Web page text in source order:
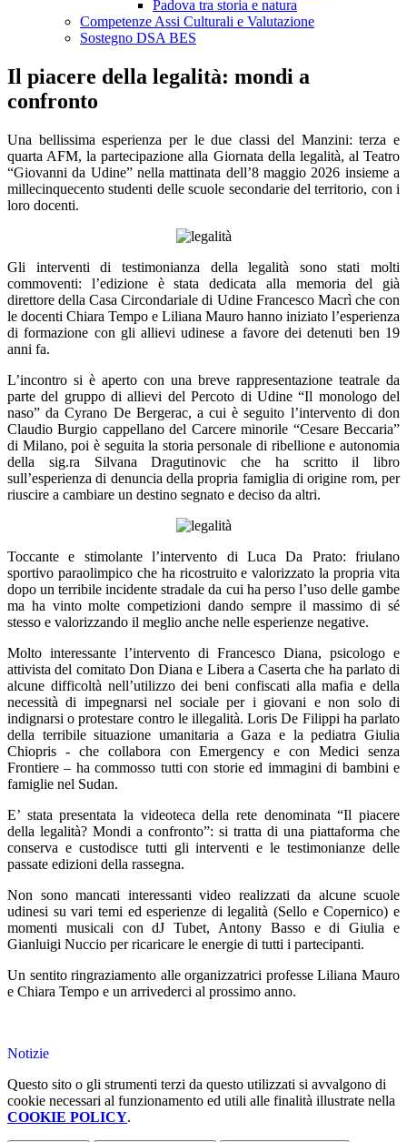
Padova tra storia e natura
Competenze Assi Culturali e Valutazione
Sostegno DSA BES
Il piacere della legalità: mondi a
confronto
Una bellissima esperienza per le due classi del Manzini: terza e
quarta AFM, la partecipazione alla Giornata della legalità, al Teatro
“Giovanni da Udine” nella mattinata dell’8 maggio 2026 insieme a
millecinquecento studenti delle scuole secondarie del territorio, con i
loro docenti.
Gli interventi di testimonianza della legalità sono stati molti
commoventi: l’edizione è stata dedicata alla memoria del già
direttore della Casa Circondariale di Udine Francesco Macrì che con
le docenti Chiara Tempo e Liliana Mauro hanno iniziato l’esperienza
di formazione con gli allievi udinese a favore dei detenuti ben 19
anni fa.
L’incontro si è aperto con una breve rappresentazione teatrale da
parte del gruppo di allievi del Percoto di Udine “Il monologo del
naso” da Cyrano De Bergerac, a cui è seguito l’intervento di don
Claudio Burgio cappellano del Carcere minorile “Cesare Beccaria”
di Milano, poi è seguita la storia personale di ribellione e autonomia
della sig.ra Silvana Dragutinovic che ha scritto il libro
sull’esperienza di denuncia della propria famiglia di origine rom, per
riuscire a cambiare un destino segnato e deciso da altri.
Toccante e stimolante l’intervento di Luca Da Prato: friulano
sportivo paraolimpico che ha ricostruito e valorizzato la propria vita
dopo un terribile incidente stradale da cui ha perso l’uso delle gambe
ma ha vinto molte competizioni dando sempre il massimo di sé
stesso e valorizzando il meglio anche nelle esperienze negative.
Molto interessante l’intervento di Francesco Diana, psicologo e
attivista del comitato Don Diana e Libera a Caserta che ha parlato di
alcune difficoltà nell’utilizzo dei beni confiscati alla mafia e della
necessità di impegnarsi nel sociale per i giovani e non solo di
indignarsi o protestare contro le illegalità. Loris De Filippi ha parlato
della terribile situazione umanitaria a Gaza e la pediatra Giulia
Chiopris - che collabora con Emergency e con Medici senza
Frontiere – ha commosso tutti con storie ed immagini di bambini e
famiglie nel Sudan.
E’ stata presentata la videoteca della rete denominata “Il piacere
della legalità? Mondi a confronto”: si tratta di una piattaforma che
conserva e custodisce tutti gli interventi e le testimonianze delle
passate edizioni della rassegna.
Non sono mancati interessanti video realizzati da alcune scuole
udinesi su vari temi ed esperienze di legalità (Sello e Copernico) e
momenti musicali con dJ Tubet, Antony Basso e di Giulia e
Gianluigi Nuccio per ricaricare le energie di tutti i partecipanti.
Un sentito ringraziamento alle organizzatrici professe Liliana Mauro
e Chiara Tempo e un arrivederci al prossimo anno.
Notizie
Questo sito o gli strumenti terzi da questo utilizzati si avvalgono di
cookie necessari al funzionamento ed utili alle finalità illustrate nella
COOKIE POLICY.